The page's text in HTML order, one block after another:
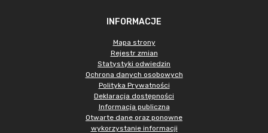
INFORMACJE
Mapa strony
Rejestr zmian
Statystyki odwiedzin
Ochrona danych osobowych
Polityka Prywatności
Deklaracja dostępności
Informacja publiczna
Otwarte dane oraz ponowne
wykorzystanie informacji